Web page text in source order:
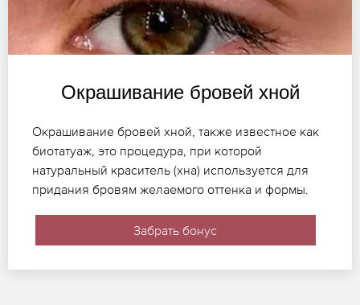
Окрашивание бровей хной
Окрашивание бровей хной, также известное как
биотатуаж, это процедура, при которой
натуральный краситель (хна) используется для
придания бровям желаемого оттенка и формы.
Забрать бонус